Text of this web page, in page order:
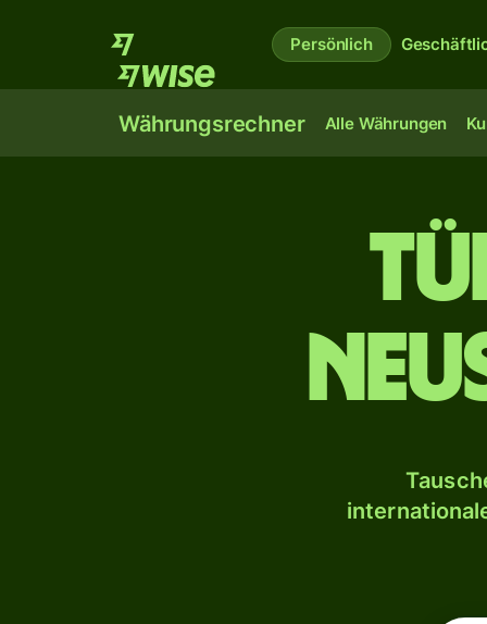
Persönlich
Währungsrechner Alle Währungen